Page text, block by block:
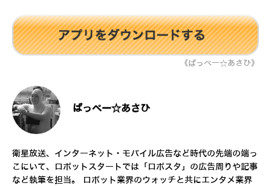
《ぱっぺー☆あさひ》
ぱっぺー☆あさひ
衛星放送、インターネット・モバイル広告など時代の先端の端っ
こにいて、ロボットスタートでは「ロボスタ」の広告周りや記事
など執筆を担当。 ロボット業界のウォッチと共にエンタメ業界